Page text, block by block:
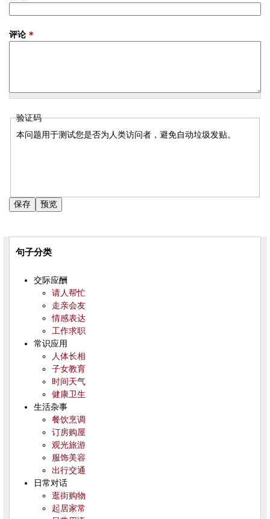
评论 *
验证码
本问题用于测试您是否为人类访问者，避免自动垃圾发贴。
句子分类
交际应酬
请人帮忙
走亲会友
情感表达
工作求职
常识应用
人体长相
子女教育
时间天气
健康卫生
生活杂事
餐饮烹调
订房购屋
观光旅游
服饰美容
出行交通
日常对话
逛街购物
起居家常